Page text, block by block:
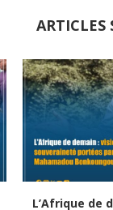
ARTICLES
L’Afrique de